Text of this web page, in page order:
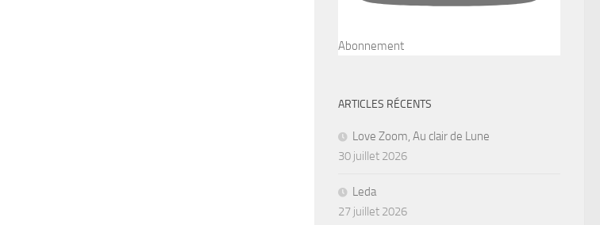
Abonnement
ARTICLES RÉCENTS
Love Zoom, Au clair de Lune
30 juillet 2026
Leda
27 juillet 2026